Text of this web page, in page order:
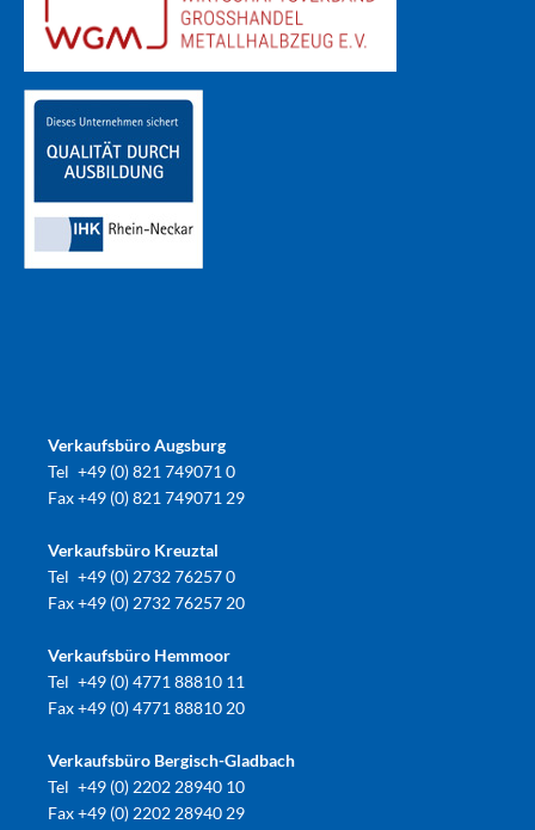
Verkaufsbüro Augsburg
Tel +49 (0) 821 749071 0
Fax+49 (0) 821 749071 29
Verkaufsbüro Kreuztal
Tel +49 (0) 2732 76257 0
Fax+49 (0) 2732 76257 20
Verkaufsbüro Hemmoor
Tel +49 (0) 4771 88810 11
Fax+49 (0) 4771 88810 20
Verkaufsbüro Bergisch-Gladbach
Tel +49 (0) 2202 28940 10
Fax+49 (0) 2202 28940 29